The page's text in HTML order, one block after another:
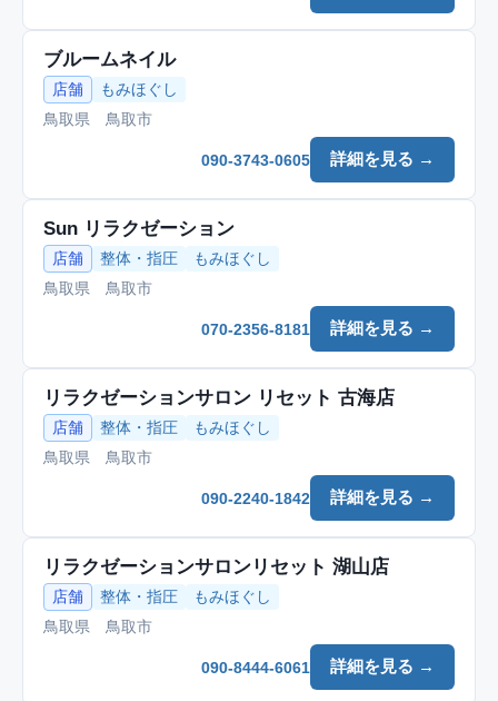
ブルームネイル
店舗
もみほぐし
鳥取県 鳥取市
詳細を見る →
090-3743-0605
Sun リラクゼーション
店舗 整体・指圧
もみほぐし
鳥取県 鳥取市
詳細を見る →
070-2356-8181
リラクゼーションサロン リセット 古海店
店舗 整体・指圧
もみほぐし
鳥取県 鳥取市
詳細を見る →
090-2240-1842
リラクゼーションサロンリセット 湖山店
店舗 整体・指圧
もみほぐし
鳥取県 鳥取市
詳細を見る →
090-8444-6061